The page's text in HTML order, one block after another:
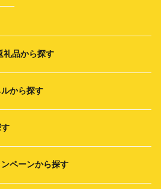
礼品から探す
から探す
ペーンから探す